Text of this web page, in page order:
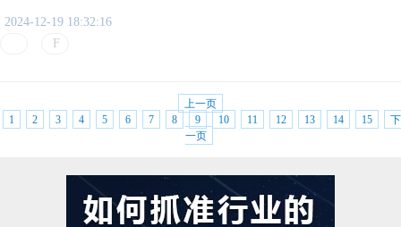
2024-12-19 18:32:16
上一页
1
2 3 4 5 6 7 8 9 10 11 12 13 14 15
下
一页